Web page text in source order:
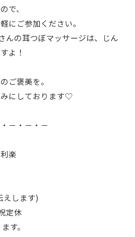
で、
にご参加ください。
んの耳つぼマッサージは、じん
よ！
ご褒美を。
にしております♡
－・－・－
楽
えします)
定休
す。